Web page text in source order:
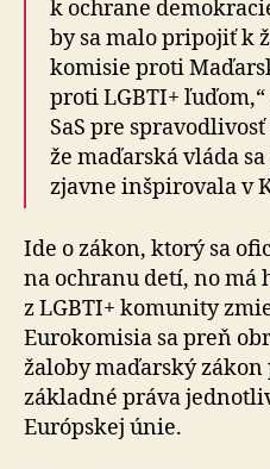
k ochrane
by sa malo pripojiť k
komisie proti
proti LGBTI+
SaS pre
že maďarská vláda
zjavne inšpirovala v
Ide o zákon, ktorý sa
na ochranu detí, no má
z LGBTI+ komunity
Eurokomisia sa preň
žaloby maďarský
základné práva
Európskej únie.